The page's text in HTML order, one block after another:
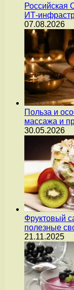
Российская
ИТ-
07.08.2026
Польза и
массажа и
30.05.2026
Фруктовый
полезные
21.11.2025